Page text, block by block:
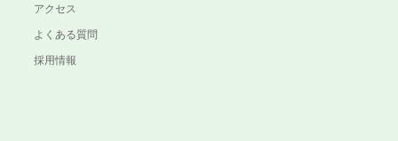
アクセス
よくある質問
採用情報